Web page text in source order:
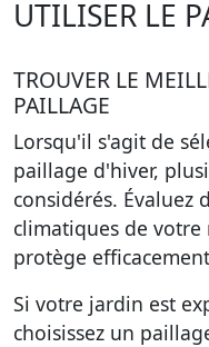
UTILISER LE
TROUVER LE
PAILLAGE
Lorsqu'il s'agit de
paillage d'hiver,
considérés. Évaluez
climatiques de
protège
Si votre jardin est
choisissez un